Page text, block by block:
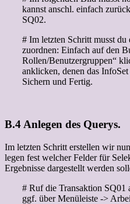
kannst anschl. einfach
SQ02.
# Im letzten Schritt musst
zuordnen: Einfach auf den
Rollen/Benutzergruppen“
anklicken, denen das
Sichern und Fertig.
B.4 Anlegen des Querys.
Im letzten Schritt erstellen wir
legen fest welcher Felder für
Ergebnisse dargestellt werden
# Ruf die Transaktion SQ01
ggf. über Menüleiste ->